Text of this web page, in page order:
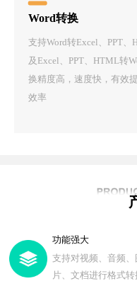
Word转换
支持Word转Excel、PPT、
及Excel、PPT、HTML转
换精度高，速度快，有效
效率
功能强大
支持对视频、音频、
片、文档进行格式转